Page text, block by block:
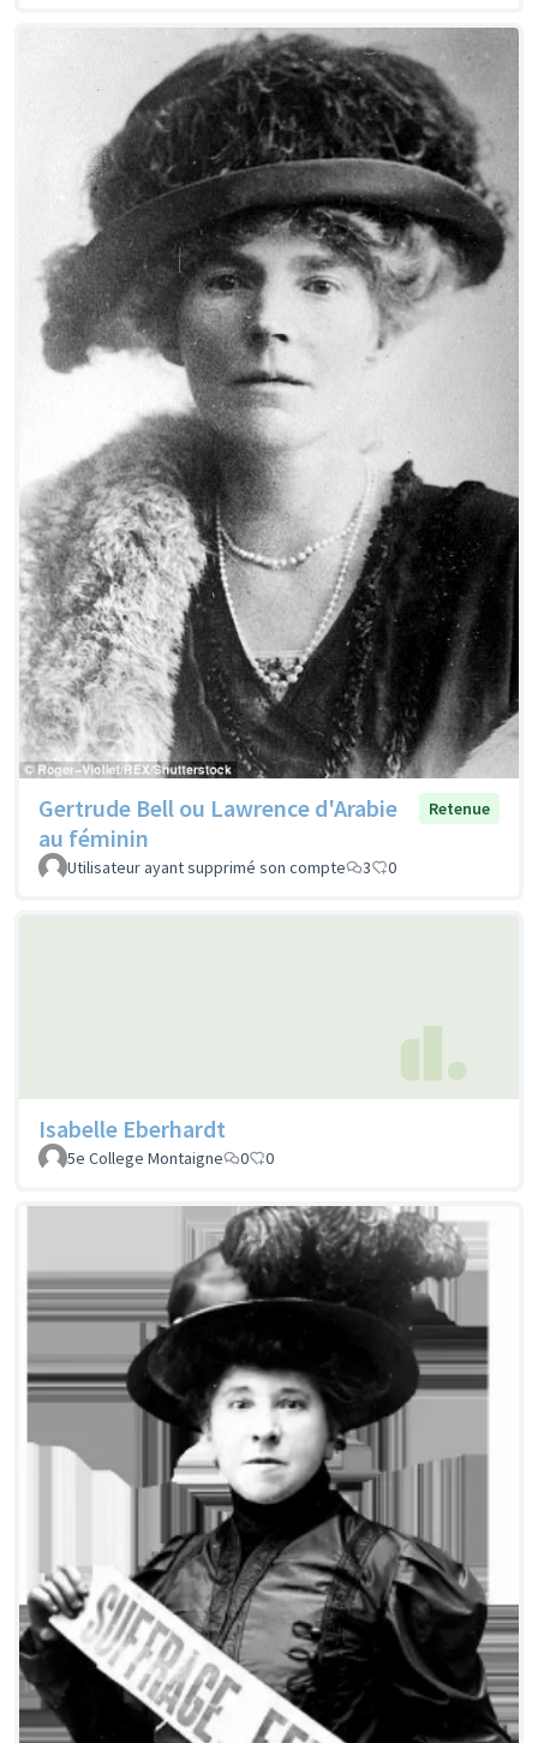
Gertrude Bell ou Lawrence d'Arabie
au féminin
Retenue
Utilisateur ayant supprimé son compte 3 0
Isabelle Eberhardt
5e College Montaigne 0 0